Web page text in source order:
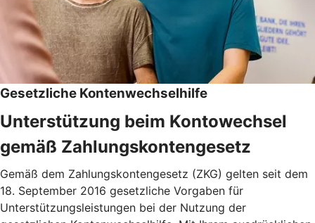
Gesetzliche Kontenwechselhilfe
Unterstützung beim Kontowechsel
gemäß Zahlungskontengesetz
Gemäß dem Zahlungskontengesetz (ZKG) gelten seit dem
18. September 2016 gesetzliche Vorgaben für
Unterstützungsleistungen bei der Nutzung der